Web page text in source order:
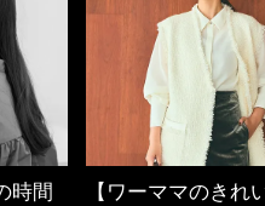
時間
【ワーママのきれ